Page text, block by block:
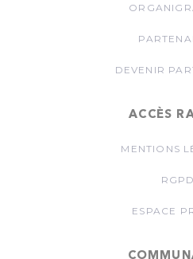
DEVENIR
ACCÈS
MENTIONS
RGPD
ESPACE